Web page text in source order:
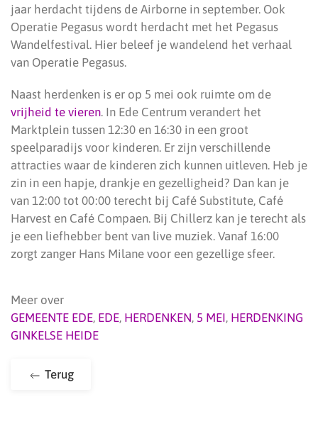
jaar herdacht tijdens de Airborne in september. Ook
Operatie Pegasus wordt herdacht met het Pegasus
Wandelfestival. Hier beleef je wandelend het verhaal
van Operatie Pegasus.
Naast herdenken is er op 5 mei ook ruimte om de
vrijheid te vieren. In Ede Centrum verandert het
Marktplein tussen 12:30 en 16:30 in een groot
speelparadijs voor kinderen. Er zijn verschillende
attracties waar de kinderen zich kunnen uitleven. Heb je
zin in een hapje, drankje en gezelligheid? Dan kan je
van 12:00 tot 00:00 terecht bij Café Substitute, Café
Harvest en Café Compaen. Bij Chillerz kan je terecht als
je een liefhebber bent van live muziek. Vanaf 16:00
zorgt zanger Hans Milane voor een gezellige sfeer.
Meer over
GEMEENTE EDE, EDE, HERDENKEN, 5 MEI, HERDENKING
GINKELSE HEIDE
Terug